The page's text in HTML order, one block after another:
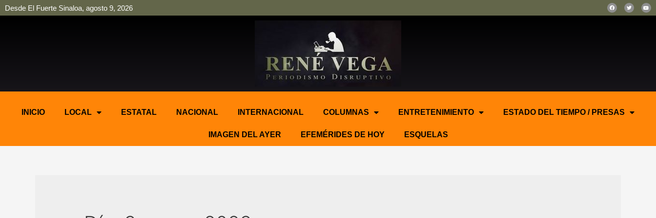
Desde El Fuerte Sinaloa, agosto 9, 2026
INICIO LOCAL ESTATAL NACIONAL INTERNACIONAL COLUMNAS ENTRETENIMIENTO ESTADO DEL TIEMPO / PRESAS
IMAGEN DEL AYER EFEMÉRIDES DE HOY ESQUELAS